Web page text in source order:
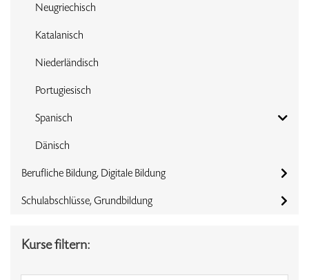
Neugriechisch
Katalanisch
Niederländisch
Portugiesisch
Spanisch
Dänisch
Berufliche Bildung, Digitale Bildung
Schulabschlüsse, Grundbildung
Kurse filtern: